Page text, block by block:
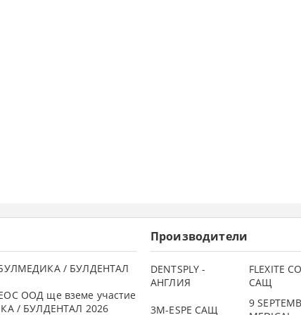
/ БУЛДЕНТАЛ
ООД ще вземе участие
/ БУЛДЕНТАЛ 2026
Производители
DENTSPLY -
АНГЛИЯ
FLEXITE
САЩ
3М-ESPE САЩ
9